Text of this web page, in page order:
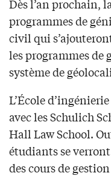
Dès l’an prochain,
programmes de
civil qui
les programmes
système de
L’École
avec les Schulich
Hall Law School.
étudiants se
des cours de